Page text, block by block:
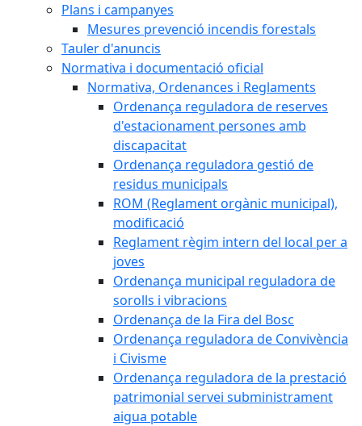
Plans i campanyes
Mesures prevenció incendis forestals
Tauler d'anuncis
Normativa i documentació oficial
Normativa, Ordenances i Reglaments
Ordenança reguladora de reserves
d'estacionament persones amb
discapacitat
Ordenança reguladora gestió de
residus municipals
ROM (Reglament orgànic municipal),
modificació
Reglament règim intern del local per a
joves
Ordenança municipal reguladora de
sorolls i vibracions
Ordenança de la Fira del Bosc
Ordenança reguladora de Convivència
i Civisme
Ordenança reguladora de la prestació
patrimonial servei subministrament
aigua potable